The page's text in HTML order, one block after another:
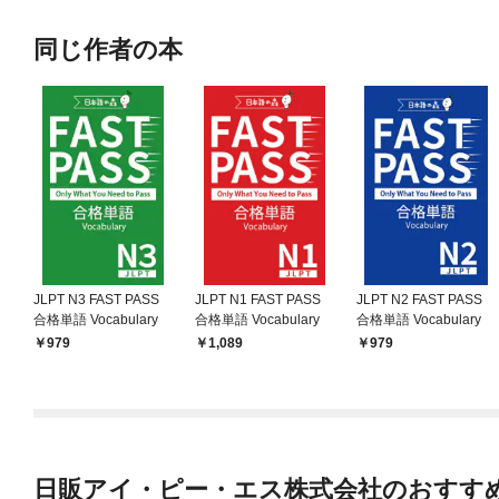
同じ作者の本
JLPT N3 FAST PASS
合格単語 Vocabulary
979
JLPT N1 FAST PASS
合格単語 Vocabulary
1,089
JLPT N2 FAST PASS
合格単語 Vocabulary
979
日販アイ・ピー・エス株式会社のおすす